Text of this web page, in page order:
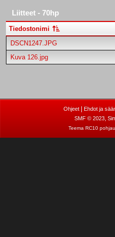
Liitteet - 70hp
Tiedostonimi
DSCN1247.JPG
Kuva 126.jpg
Ohjeet| Ehdot ja
SMF © 2023,
Teema RC10